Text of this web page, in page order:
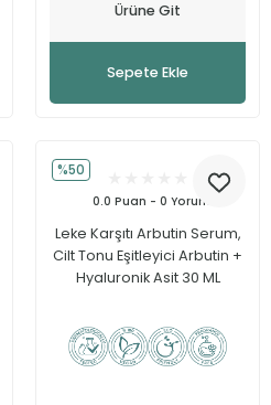
Ürüne Git
Sepete Ekle
%50
0.0 Puan - 0 Yorum
Leke Karşıtı Arbutin Serum,
Cilt Tonu Eşitleyici Arbutin +
Hyaluronik Asit 30 ML